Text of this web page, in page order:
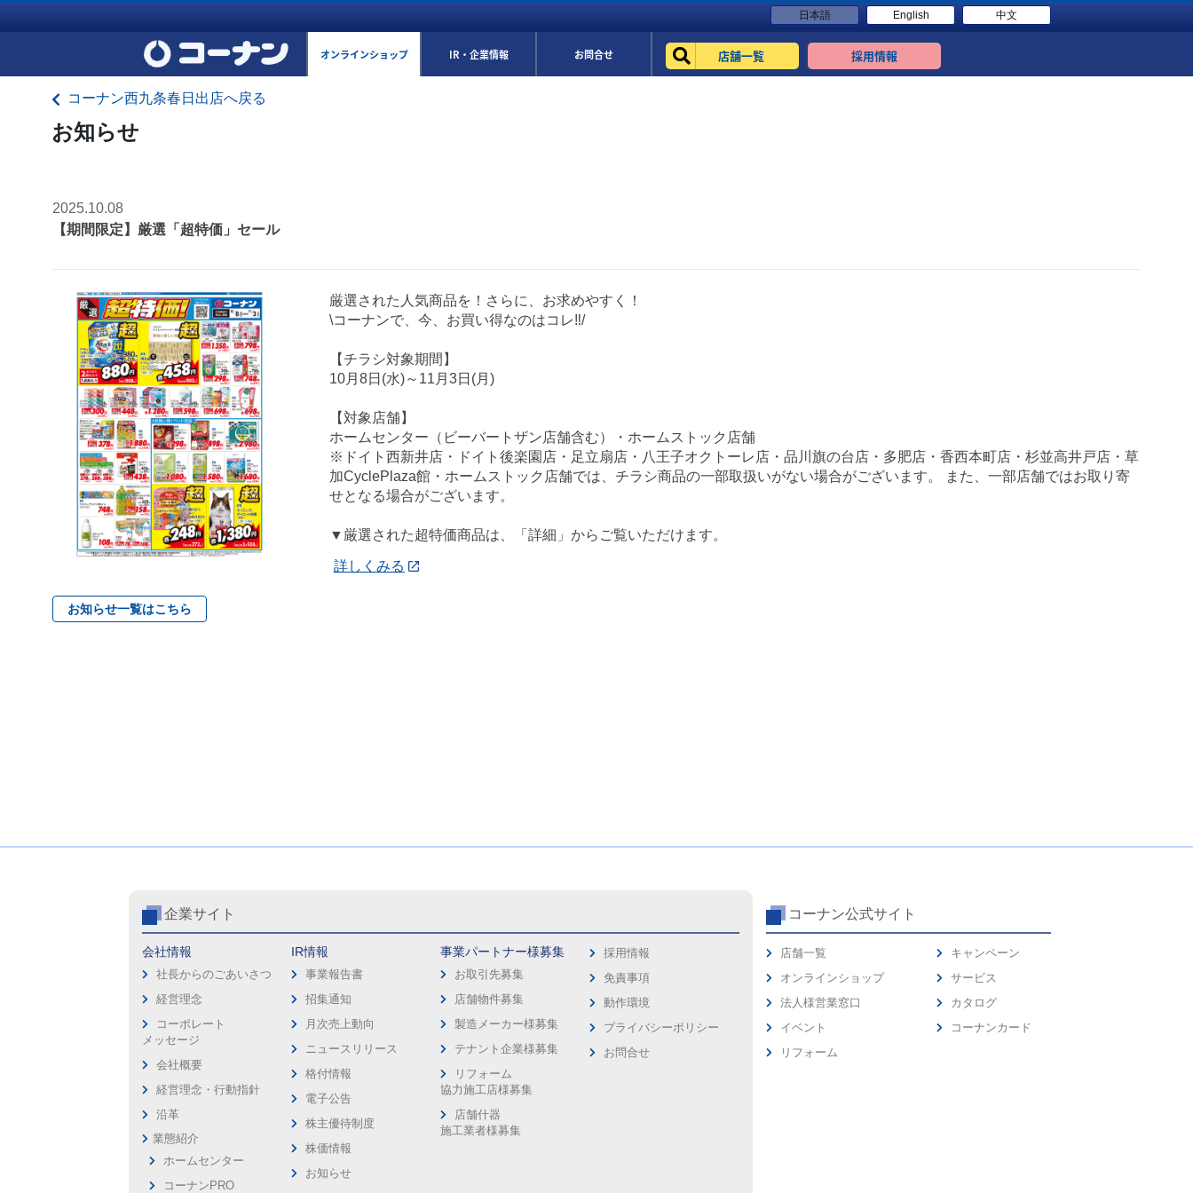
日本語 English 中文
オンラインショップ IR・企業情報 お問合せ 店舗一覧 採用情報
コーナン西九条春日出店へ戻る
お知らせ
2025.10.08
【期間限定】厳選「超特価」セール
厳選された人気商品を！さらに、お求めやすく！
\コーナンで、今、お買い得なのはコレ‼/
【チラシ対象期間】
10月8日(水)～11月3日(月)
【対象店舗】
ホームセンター（ビーバートザン店舗含む）・ホームストック店舗
※ドイト西新井店・ドイト後楽園店・足立扇店・八王子オクトーレ店・品川旗の台店・多肥店・香西本町店・杉並高井戸店・草
加CyclePlaza館・ホームストック店舗では、チラシ商品の一部取扱いがない場合がございます。 また、一部店舗ではお取り寄
せとなる場合がございます。
▼厳選された超特価商品は、「詳細」からご覧いただけます。
詳しくみる
お知らせ一覧はこちら
企業サイト
会社情報
社長からのごあいさつ
経営理念
コーポレート
メッセージ
会社概要
経営理念・行動指針
沿革
業態紹介
ホームセンター
コーナンPRO
IR情報
事業報告書
招集通知
月次売上動向
ニュースリリース
格付情報
電子公告
株主優待制度
株価情報
お知らせ
事業パートナー様募集
お取引先募集
店舗物件募集
製造メーカー様募集
テナント企業様募集
リフォーム
協力施工店様募集
店舗什器
施工業者様募集
採用情報
免責事項
動作環境
プライバシーポリシー
お問合せ
コーナン公式サイト
店舗一覧
オンラインショップ
法人様営業窓口
イベント
リフォーム
キャンペーン
サービス
カタログ
コーナンカード